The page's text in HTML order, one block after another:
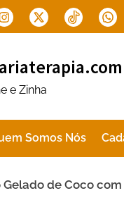
X.com Tiktok
e Zinha
Somos Nós
Gelado de Coco